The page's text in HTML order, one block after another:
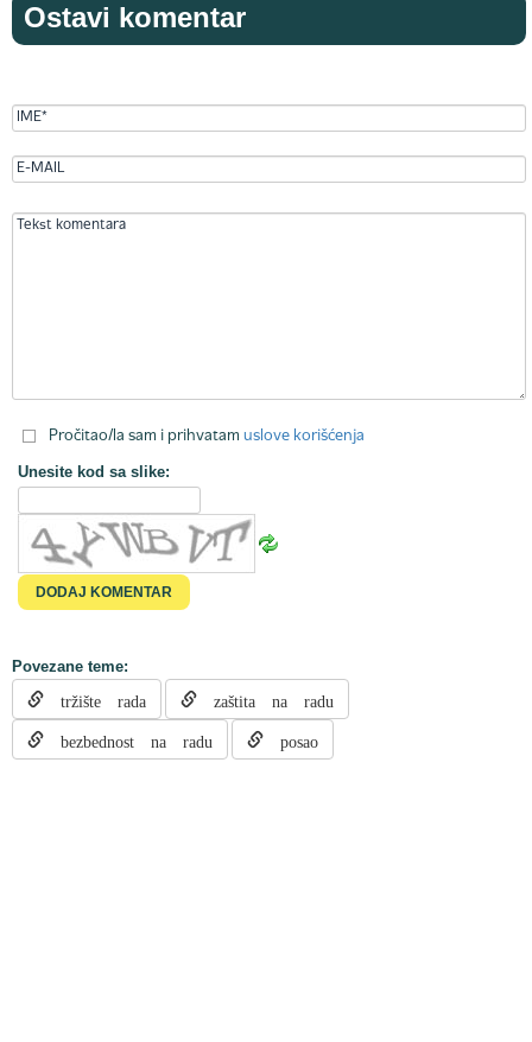
Ostavi komentar
Pročitao/la sam i prihvatam uslove korišćenja
Unesite kod sa slike:
Povezane teme:
tržište rada zaštita na radu
bezbednost na radu posao